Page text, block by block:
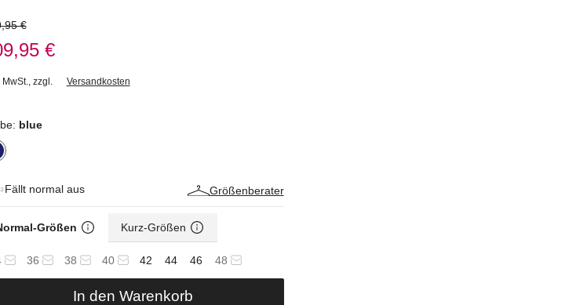
€
€
MwSt., zzgl. Versandkosten
blue
Fällt normal aus Größenberater
Größen Kurz-Größen
36 38 40 42 44 46 48
In den Warenkorb